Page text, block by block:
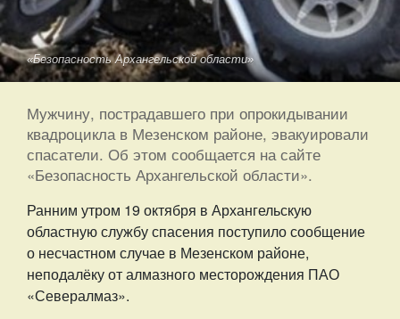
«Безопасность Архангельской области»
Мужчину, пострадавшего при опрокидывании
квадроцикла в Мезенском районе, эвакуировали
спасатели. Об этом сообщается на сайте
«Безопасность Архангельской области».
Ранним утром 19 октября в Архангельскую
областную службу спасения поступило сообщение
о несчастном случае в Мезенском районе,
неподалёку от алмазного месторождения ПАО
«Севералмаз».